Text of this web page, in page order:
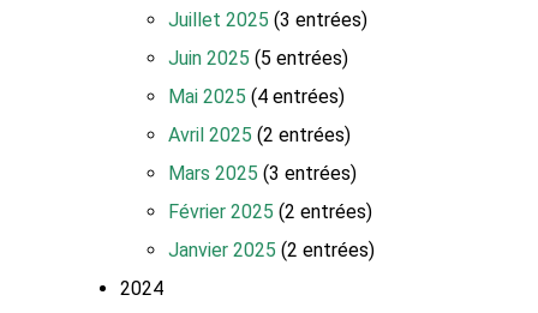
Juillet 2025 (3 entrées)
Juin 2025 (5 entrées)
Mai 2025 (4 entrées)
Avril 2025 (2 entrées)
Mars 2025 (3 entrées)
Février 2025 (2 entrées)
Janvier 2025 (2 entrées)
2024